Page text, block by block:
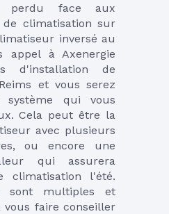
perdu face aux
climatisation sur
inversé au
appel à Axenergie
d'installation de
et vous serez
qui vous
Cela peut être la
avec plusieurs
ou encore une
qui assurera
climatisation l'été.
sont multiples et
vous faire conseiller